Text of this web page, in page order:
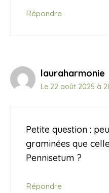
Répondre
lauraharmonie
Le 22 août 2025 à
Petite question :
graminées que
Pennisetum ?
Répondre